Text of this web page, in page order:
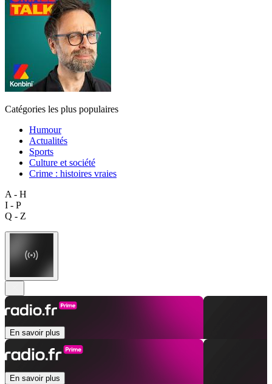
Catégories les plus populaires
Humour
Actualités
Sports
Culture et société
Crime : histoires vraies
A - H
I - P
Q - Z
En savoir plus
En savoir plus